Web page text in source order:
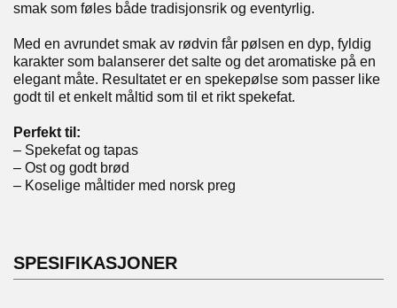
smak som føles både tradisjonsrik og eventyrlig.
Med en avrundet smak av rødvin får pølsen en dyp, fyldig
karakter som balanserer det salte og det aromatiske på en
elegant måte. Resultatet er en spekepølse som passer like
godt til et enkelt måltid som til et rikt spekefat.
Perfekt til:
– Spekefat og tapas
– Ost og godt brød
– Koselige måltider med norsk preg
SPESIFIKASJONER